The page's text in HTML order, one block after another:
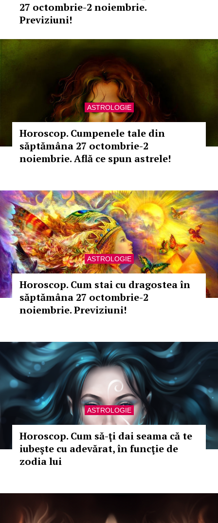
27 octombrie-2 noiembrie.
Previziuni!
ASTROLOGIE
Horoscop. Cumpenele tale din
săptămâna 27 octombrie-2
noiembrie. Află ce spun astrele!
ASTROLOGIE
Horoscop. Cum stai cu dragostea în
săptămâna 27 octombrie-2
noiembrie. Previziuni!
ASTROLOGIE
Horoscop. Cum să-ţi dai seama că te
iubeşte cu adevărat, în funcţie de
zodia lui